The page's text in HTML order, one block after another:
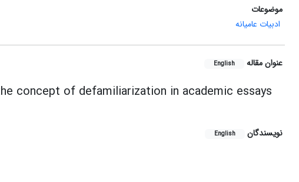
موضوعات
ادبیات عامیانه
عنوان مقاله English
concept of defamiliarization in academic essays
نویسندگان English